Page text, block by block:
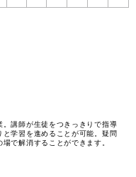
。講師が生徒をつきっきりで指導
と学習を進めることが可能。疑問
で解消することができます。